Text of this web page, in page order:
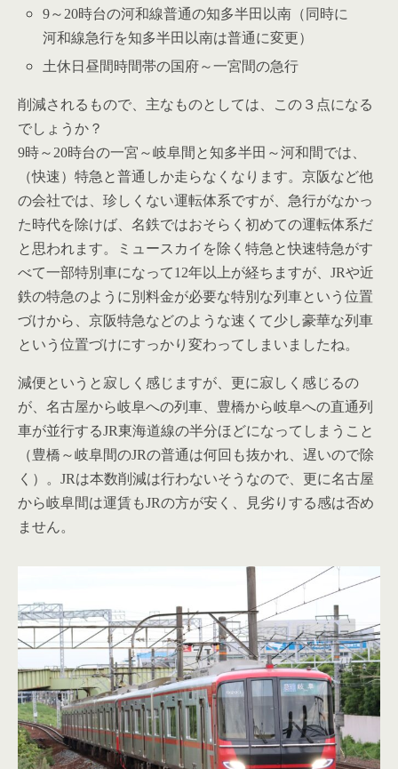
9～20時台の河和線普通の知多半田以南（同時に
河和線急行を知多半田以南は普通に変更）
土休日昼間時間帯の国府～一宮間の急行
削減されるもので、主なものとしては、この３点になる
でしょうか？
9時～20時台の一宮～岐阜間と知多半田～河和間では、
（快速）特急と普通しか走らなくなります。京阪など他
の会社では、珍しくない運転体系ですが、急行がなかっ
た時代を除けば、名鉄ではおそらく初めての運転体系だ
と思われます。ミュースカイを除く特急と快速特急がす
べて一部特別車になって12年以上が経ちますが、JRや近
鉄の特急のように別料金が必要な特別な列車という位置
づけから、京阪特急などのような速くて少し豪華な列車
という位置づけにすっかり変わってしまいましたね。
減便というと寂しく感じますが、更に寂しく感じるの
が、名古屋から岐阜への列車、豊橋から岐阜への直通列
車が並行するJR東海道線の半分ほどになってしまうこと
（豊橋～岐阜間のJRの普通は何回も抜かれ、遅いので除
く）。JRは本数削減は行わないそうなので、更に名古屋
から岐阜間は運賃もJRの方が安く、見劣りする感は否め
ません。